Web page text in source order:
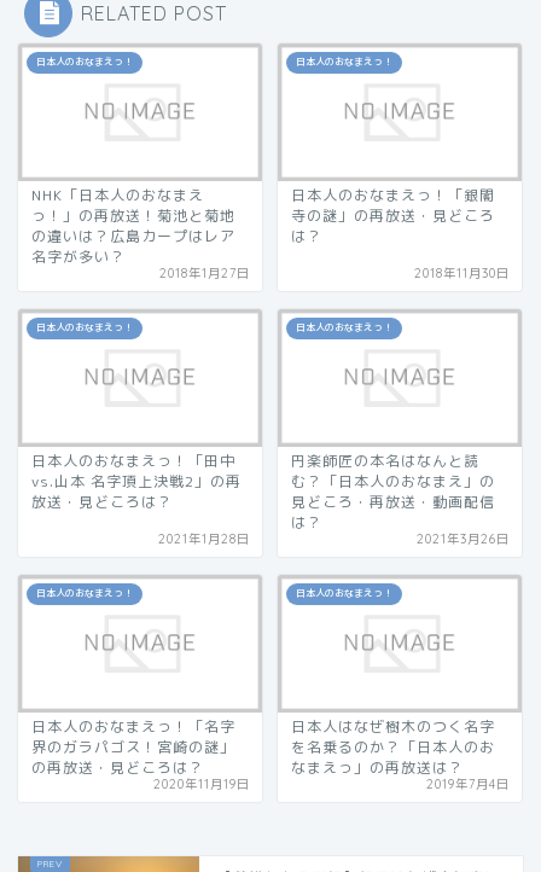
RELATED POST
日本人のおなまえっ！
NHK「日本人のおなまえ
っ！」の再放送！菊池と菊地
の違いは？広島カープはレア
名字が多い？
2018年1月27日
日本人のおなまえっ！
日本人のおなまえっ！「銀閣
寺の謎」の再放送・見どころ
は？
2018年11月30日
日本人のおなまえっ！
日本人のおなまえっ！「田中
vs.山本 名字頂上決戦2」の再
放送・見どころは？
2021年1月28日
日本人のおなまえっ！
円楽師匠の本名はなんと読
む？「日本人のおなまえ」の
見どころ・再放送・動画配信
は？
2021年3月26日
日本人のおなまえっ！
日本人のおなまえっ！「名字
界のガラパゴス！宮崎の謎」
の再放送・見どころは？
2020年11月19日
日本人のおなまえっ！
日本人はなぜ樹木のつく名字
を名乗るのか？「日本人のお
なまえっ」の再放送は？
2019年7月4日